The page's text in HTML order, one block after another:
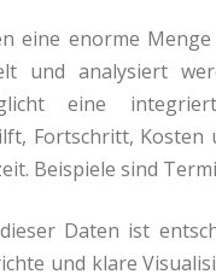
eine enorme
und analysiert
eine
Fortschritt,
Beispiele sind
Daten ist
und klare